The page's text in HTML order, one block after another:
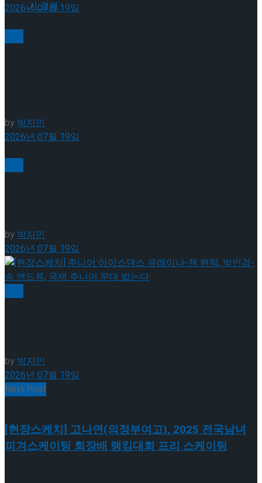
[현장스케치] 장하린-주혜원-황정율-허지유-
이팅 경기 결과
최진아, 2026 ISU 피겨 JGP 파견선수 선발전
Trending Tags
프리 스케이팅 경기 결과
2026 ISU 피겨 JGP 파견선수 선발전 프리 스케
이팅 경기 결과
[현장스케치] 김민송-문지원-정수빈-이효원-
프리 스케이팅 경기 결과
2026년 07월 19일
by박지민
2026년 07월 19일
by박지민
2026년 07월 19일
by박지민
2026년 07월 19일
Next Post
[현장스케치] 고나연(의정부여고), 2025 전국남녀
피겨스케이팅 회장배 랭킹대회 프리 스케이팅